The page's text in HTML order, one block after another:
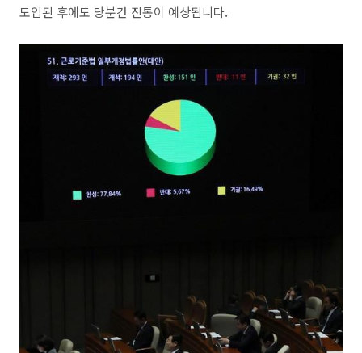
도입된 후에도 당분간 진통이 예상됩니다.